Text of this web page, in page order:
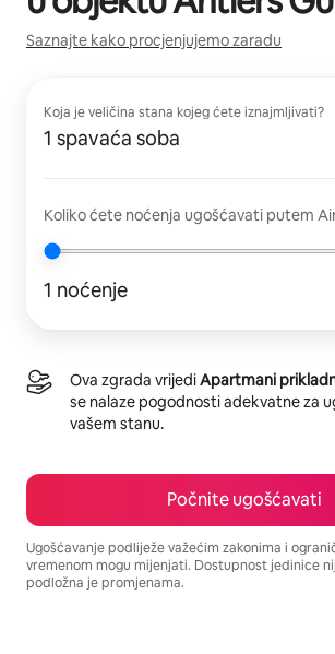
Saznajte kako procjenjujemo zaradu
Koja je veličina stana kojeg ćete iznajmljivati?
1 spavaća soba
Koliko ćete noćenja ugošćavati putem
1 noćenje
Ova zgrada vrijediApartmani
se nalaze pogodnosti adekvatne za
vašem stanu.
Počnite ugošćavati
Ugošćavanje podliježe važećim zakonima i
vremenom mogu mijenjati. Dostupnost jedinice
podložna je promjenama.